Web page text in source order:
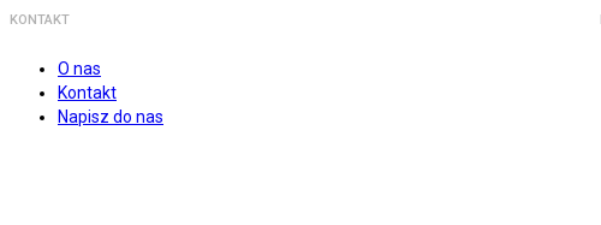
KONTAKT
O nas
Kontakt
Napisz do nas